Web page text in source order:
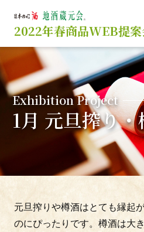
2022年春商品WEB提
Exhibition Project 01
1月 元旦搾り・樽酒・ミ
Exhibition Project 02
2月 節分×恵方巻
×海苔巻きに合う日本酒
3月① お外でカンパイ!
×パック酒、カップ
Exhibition Project
1月 元旦搾り
元旦搾りや樽酒はとても縁起
のにぴったりです。樽酒は大